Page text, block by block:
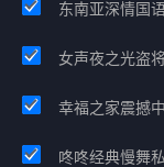
女声夜之光盗